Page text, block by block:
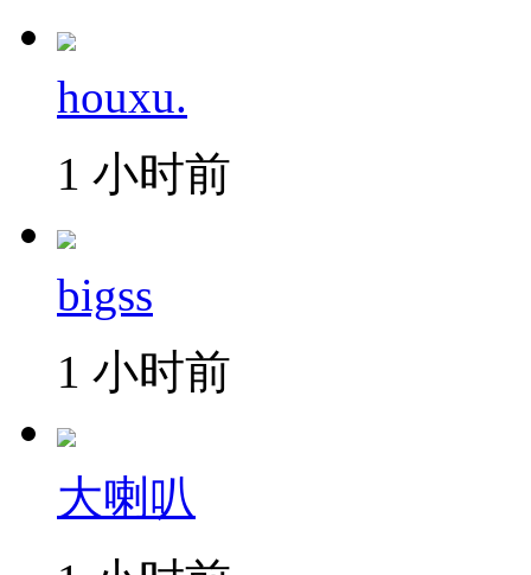
houxu.
1 小时前
bigss
1 小时前
大喇叭